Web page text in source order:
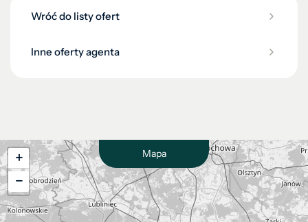
Wróć do listy ofert
Inne oferty agenta
Mapa
+
−